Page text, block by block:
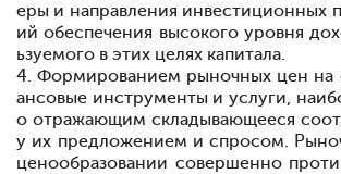
еры и направления инвестиционных
ий обеспечения высокого уровня
ьзуемого в этих целях капитала.
4. Формированием рыночных цен на
ансовые инструменты и услуги,
о отражающим складывающееся
у их предложением и спросом.
ценообразовании совершенно